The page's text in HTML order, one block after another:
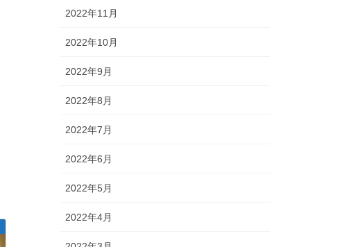
2022年11月
2022年10月
2022年9月
2022年8月
2022年7月
2022年6月
2022年5月
2022年4月